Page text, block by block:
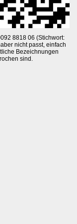
8818 06 (Stichwort:
nicht passt, einfach
Bezeichnungen
sind.